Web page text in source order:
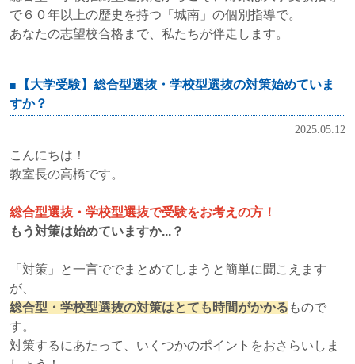
で６０年以上の歴史を持つ「城南」の個別指導で。
あなたの志望校合格まで、私たちが伴走します。
【大学受験】総合型選抜・学校型選抜の対策始めていま
すか？
2025.05.12
こんにちは！
教室長の高橋です。
総合型選抜・学校型選抜で受験をお考えの方！
もう対策は始めていますか...？
「対策」と一言ででまとめてしまうと簡単に聞こえます
が、
総合型・学校型選抜の対策はとても時間がかかる もので
す。
対策するにあたって、いくつかのポイントをおさらいしま